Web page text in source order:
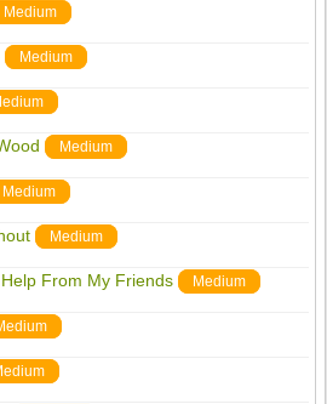
Medium
Medium
Medium
Medium
Medium
From My Friends Medium